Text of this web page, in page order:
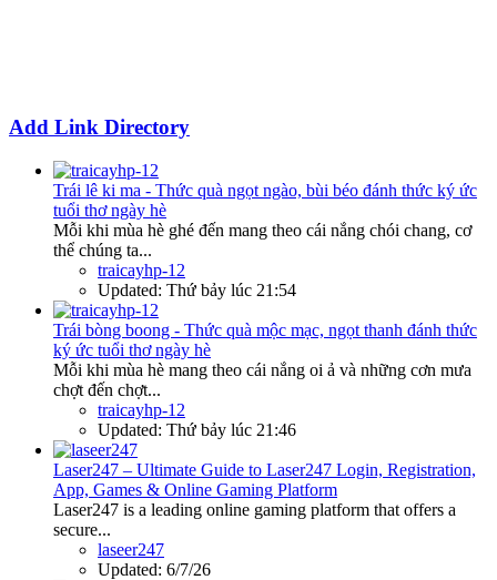
Add Link Directory
Trái lê ki ma - Thức quà ngọt ngào, bùi béo đánh thức ký ức
tuổi thơ ngày hè
Mỗi khi mùa hè ghé đến mang theo cái nắng chói chang, cơ
thể chúng ta...
traicayhp-12
Updated: Thứ bảy lúc 21:54
Trái bòng boong - Thức quà mộc mạc, ngọt thanh đánh thức
ký ức tuổi thơ ngày hè
Mỗi khi mùa hè mang theo cái nắng oi ả và những cơn mưa
chợt đến chợt...
traicayhp-12
Updated: Thứ bảy lúc 21:46
Laser247 – Ultimate Guide to Laser247 Login, Registration,
App, Games & Online Gaming Platform
Laser247 is a leading online gaming platform that offers a
secure...
laseer247
Updated: 6/7/26